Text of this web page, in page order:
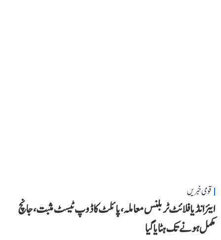
قومی خبریں
ایئر انڈیا فلائٹ ٹربلنس معاملہ، پائلٹ کا ڈوپ ٹیسٹ مثبت، جانچ
مکمل ہونے تک ہٹایا گیا